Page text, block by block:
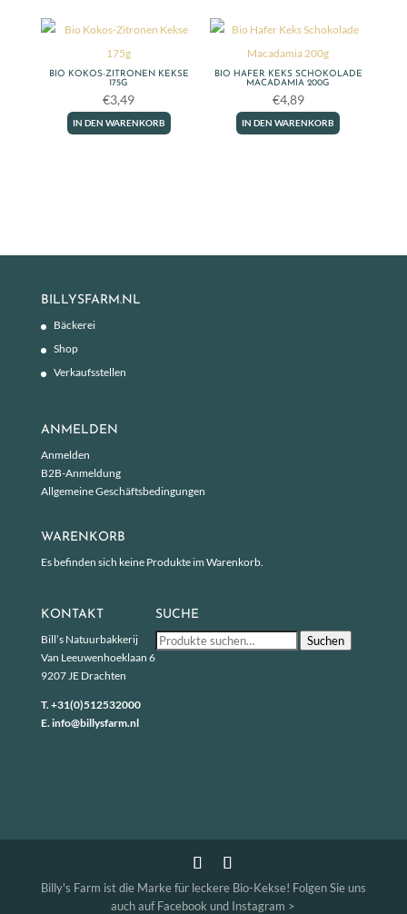
BIO KOKOS-ZITRONEN KEKSE
175G
€3,49
IN DEN WARENKORB
BIO HAFER KEKS SCHOKOLADE
MACADAMIA 200G
€4,89
IN DEN WARENKORB
BILLYSFARM.NL
Bäckerei
Shop
Verkaufsstellen
ANMELDEN
Anmelden
B2B-Anmeldung
Allgemeine Geschäftsbedingungen
WARENKORB
Es befinden sich keine Produkte im Warenkorb.
KONTAKT
Bill’s Natuurbakkerij
Van Leeuwenhoeklaan 6
9207 JE Drachten
T.+31(0)512532000
E.info@billysfarm.nl
SUCHE
Suche
nach:
Suchen
Billy's Farm ist die Marke für leckere Bio-Kekse! Folgen Sie uns
auch auf Facebook und Instagram >